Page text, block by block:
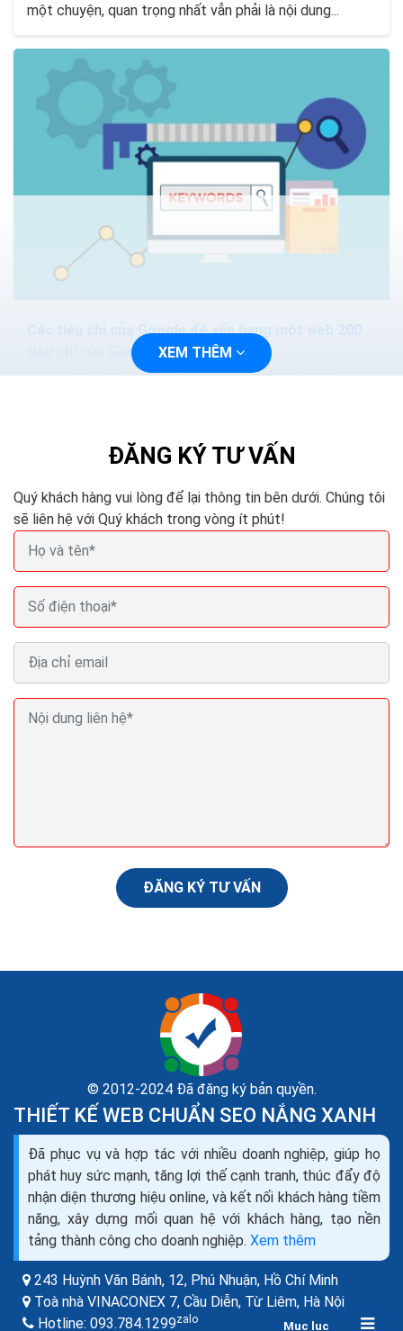
Mục lục
một chuyện, quan trọng nhất vẫn phải là nội dung...
Các tiêu chí của Google để xếp hạng một web 200
tiêu chí của Google
Thuật toán tìm kiếm của Google ngày càng phức tạp
các công ty seo
Theo như Wikipedia, SEO là tối ưu hóa công cụ tìm
kiếm (tiếng Anh: Search Engine Optimization- viết
tắt: SEO), là một tập hợp các phương pháp nhằm...
XEM THÊM
ĐĂNG KÝ TƯ VẤN
Quý khách hàng vui lòng để lại thông tin bên dưới. Chúng tôi
sẽ liên hệ với Quý khách trong vòng ít phút!
ĐĂNG KÝ TƯ VẤN
© 2012-2024 Đã đăng ký bản quyền.
THIẾT KẾ WEB CHUẨN SEO NẮNG XANH
Đã phục vụ và hợp tác với nhiều doanh nghiệp, giúp họ
phát huy sức mạnh, tăng lợi thế cạnh tranh, thúc đẩy độ
nhận diện thương hiệu online, và kết nối khách hàng tiềm
năng, xây dựng mối quan hệ với khách hàng, tạo nền
tảng thành công cho doanh nghiệp. Xem thêm
243 Huỳnh Văn Bánh, 12, Phú Nhuận, Hồ Chí Minh
Toà nhà VINACONEX 7, Cầu Diễn, Từ Liêm, Hà Nội
Hotline: 093.784.1299zalo